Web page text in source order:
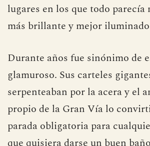
lugares en los que todo parecía
más brillante y mejor
Durante años fue sinónimo de
glamuroso. Sus carteles
serpenteaban por la acera y el
propio de la Gran Vía lo
parada obligatoria para
que quisiera darse un buen